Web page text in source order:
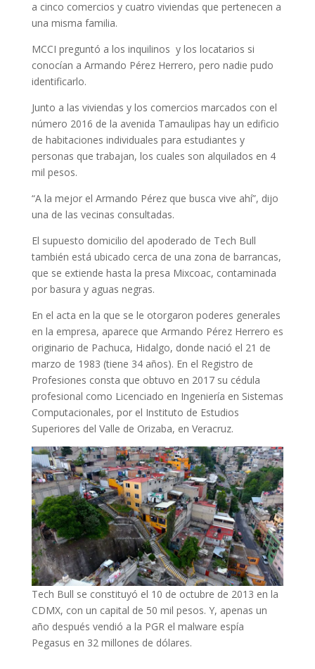
a cinco comercios y cuatro viviendas que pertenecen a
una misma familia.
MCCI preguntó a los inquilinos y los locatarios si
conocían a Armando Pérez Herrero, pero nadie pudo
identificarlo.
Junto a las viviendas y los comercios marcados con el
número 2016 de la avenida Tamaulipas hay un edificio
de habitaciones individuales para estudiantes y
personas que trabajan, los cuales son alquilados en 4
mil pesos.
“A la mejor el Armando Pérez que busca vive ahí”, dijo
una de las vecinas consultadas.
El supuesto domicilio del apoderado de Tech Bull
también está ubicado cerca de una zona de barrancas,
que se extiende hasta la presa Mixcoac, contaminada
por basura y aguas negras.
En el acta en la que se le otorgaron poderes generales
en la empresa, aparece que Armando Pérez Herrero es
originario de Pachuca, Hidalgo, donde nació el 21 de
marzo de 1983 (tiene 34 años). En el Registro de
Profesiones consta que obtuvo en 2017 su cédula
profesional como Licenciado en Ingeniería en Sistemas
Computacionales, por el Instituto de Estudios
Superiores del Valle de Orizaba, en Veracruz.
Tech Bull se constituyó el 10 de octubre de 2013 en la
CDMX, con un capital de 50 mil pesos. Y, apenas un
año después vendió a la PGR el malware espía
Pegasus en 32 millones de dólares.